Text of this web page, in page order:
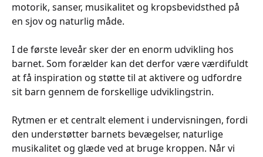
motorik, sanser, musikalitet og kropsbevidsthed på
en sjov og naturlig måde.
I de første leveår sker der en enorm udvikling hos
barnet. Som forælder kan det derfor være værdifuldt
at få inspiration og støtte til at aktivere og udfordre
sit barn gennem de forskellige udviklingstrin.
Rytmen er et centralt element i undervisningen, fordi
den understøtter barnets bevægelser, naturlige
musikalitet og glæde ved at bruge kroppen. Når vi